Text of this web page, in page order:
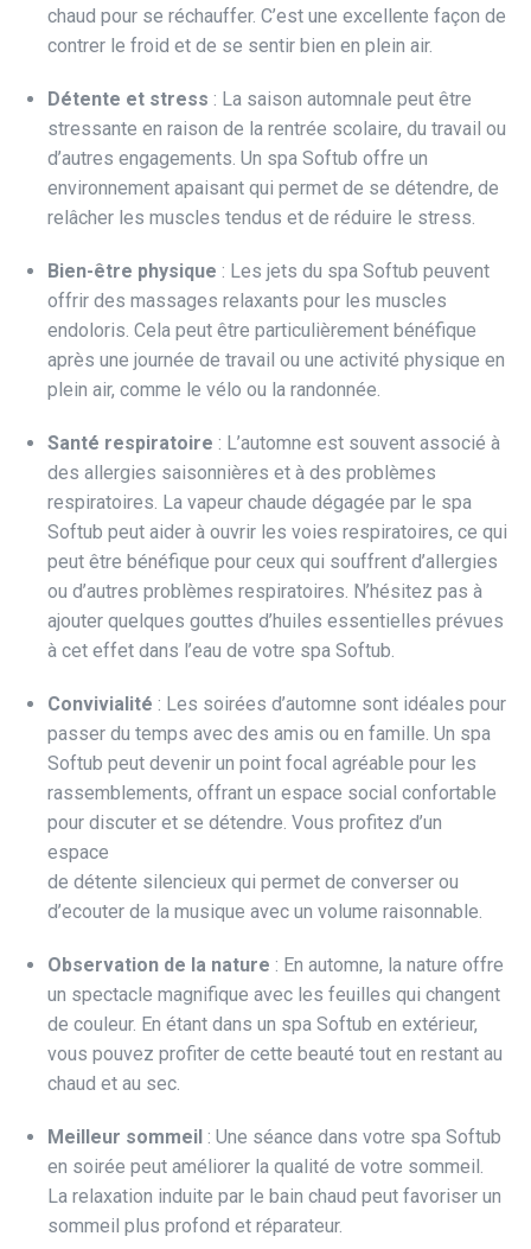
chaud pour se réchauffer. C’est une excellente façon de
contrer le froid et de se sentir bien en plein air.
Détente et stress : La saison automnale peut être
stressante en raison de la rentrée scolaire, du travail ou
d’autres engagements. Un spa Softub offre un
environnement apaisant qui permet de se détendre, de
relâcher les muscles tendus et de réduire le stress.
Bien-être physique : Les jets du spa Softub peuvent
offrir des massages relaxants pour les muscles
endoloris. Cela peut être particulièrement bénéfique
après une journée de travail ou une activité physique en
plein air, comme le vélo ou la randonnée.
Santé respiratoire : L’automne est souvent associé à
des allergies saisonnières et à des problèmes
respiratoires. La vapeur chaude dégagée par le spa
Softub peut aider à ouvrir les voies respiratoires, ce qui
peut être bénéfique pour ceux qui souffrent d’allergies
ou d’autres problèmes respiratoires. N’hésitez pas à
ajouter quelques gouttes d’huiles essentielles prévues
à cet effet dans l’eau de votre spa Softub.
Convivialité : Les soirées d’automne sont idéales pour
passer du temps avec des amis ou en famille. Un spa
Softub peut devenir un point focal agréable pour les
rassemblements, offrant un espace social confortable
pour discuter et se détendre. Vous profitez d’un
espace
de détente silencieux qui permet de converser ou
d’ecouter de la musique avec un volume raisonnable.
Observation de la nature : En automne, la nature offre
un spectacle magnifique avec les feuilles qui changent
de couleur. En étant dans un spa Softub en extérieur,
vous pouvez profiter de cette beauté tout en restant au
chaud et au sec.
Meilleur sommeil : Une séance dans votre spa Softub
en soirée peut améliorer la qualité de votre sommeil.
La relaxation induite par le bain chaud peut favoriser un
sommeil plus profond et réparateur.